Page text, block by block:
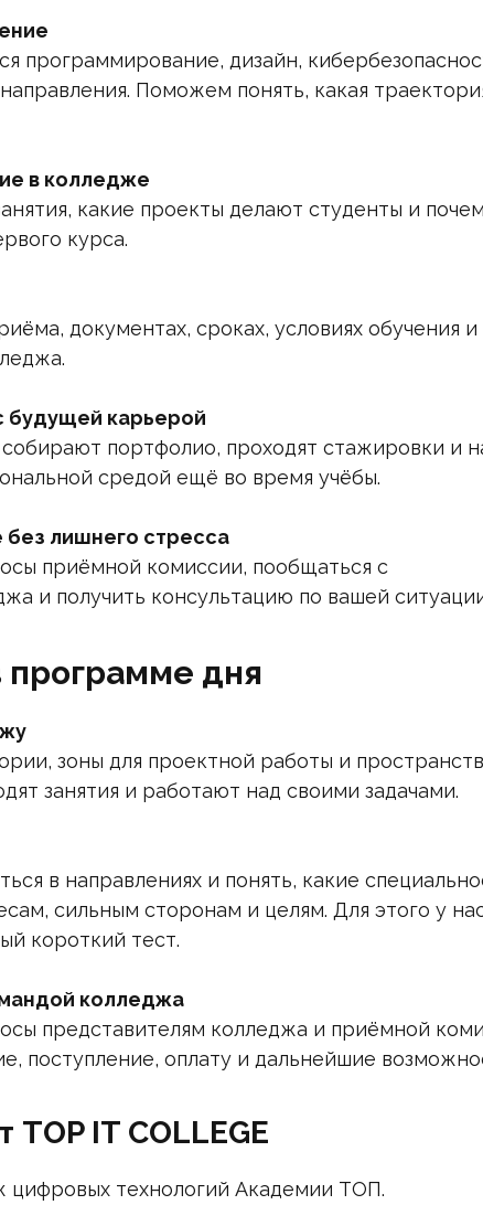
программирование, дизайн,
Поможем понять, какая
в колледже
какие проекты делают студенты и
курса.
документах, сроках, условиях обучения и
будущей карьерой
портфолио, проходят стажировки и
средой ещё во время учёбы.
лишнего стресса
приёмной комиссии, пообщаться с
и получить консультацию по вашей
дня
зоны для проектной работы и
занятия и работают над своими задачами.
в направлениях и понять, какие
сильным сторонам и целям. Для этого у
короткий тест.
колледжа
представителям колледжа и приёмной
поступление, оплату и дальнейшие
IT COLLEGE
цифровых технологий Академии ТОП.